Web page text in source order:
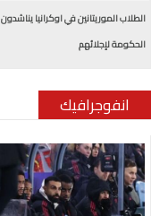
الطلاب الموريتانين في اوكرانيا يناشدون
الحكومة لإجلائهم
انفوجرافيك